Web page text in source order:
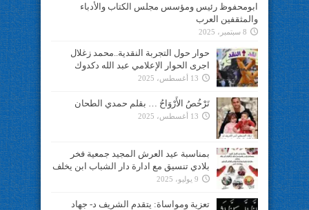
ابومحفوظ رئيس ومؤسس مجلس الكتاب والأدباء
والمثقفين العرب
8 سبتمبر، 2025
حوار حول التجربة النقدية..محمد زغلال
اجرى الحوار الإعلامي عبد الله دكدوك
13 أغسطس، 2025
تَرْخُصُ الأَرْوَاحُ … بقلم حمدي الطحان
13 أغسطس، 2025
بمناسبة عيد العرش المجيد جمعية فخر
بلادي تنسيق مع ادارة دار الشباب ابن يخلف
9 يوليو، 2025
تعزية ومواساة: يتقدم الشريف د- جهاد